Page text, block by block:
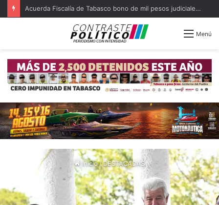
Capturan a ocho ligados a quema de OXXO y violencia en Tabasco
Menú
Inicio/DESTACADAS